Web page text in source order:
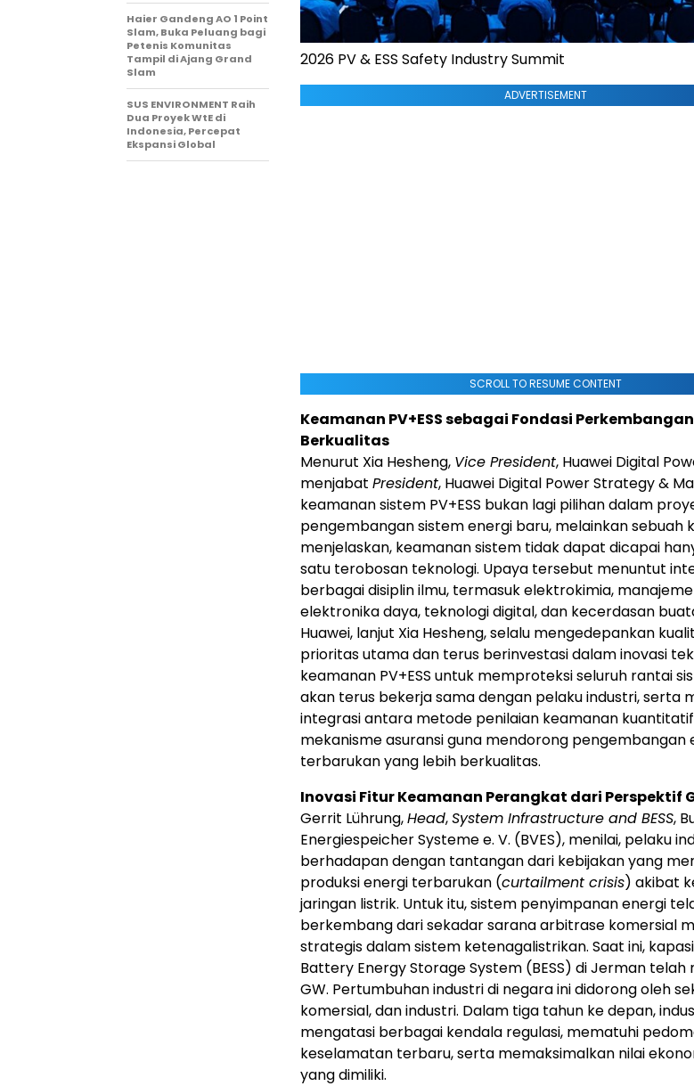
2026 PV & ESS Safety Industry Summit
ADVERTISEMENT
SCROLL TO RESUME CONTENT
Keamanan PV+ESS sebagai Fondasi
Berkualitas
Menurut Xia Hesheng, Vice President, Huawei Digital
menjabat President, Huawei Digital Power Strategy &
keamanan sistem PV+ESS bukan lagi pilihan dalam
pengembangan sistem energi baru, melainkan sebuah
menjelaskan, keamanan sistem tidak dapat dicapai
satu terobosan teknologi. Upaya tersebut menuntut
berbagai disiplin ilmu, termasuk elektrokimia,
elektronika daya, teknologi digital, dan kecerdasan
Huawei, lanjut Xia Hesheng, selalu mengedepankan
prioritas utama dan terus berinvestasi dalam inovasi
keamanan PV+ESS untuk memproteksi seluruh rantai
akan terus bekerja sama dengan pelaku industri, serta
integrasi antara metode penilaian keamanan
mekanisme asuransi guna mendorong pengembangan
terbarukan yang lebih berkualitas.
Inovasi Fitur Keamanan Perangkat dari Perspektif
Gerrit Lührung,Head,System Infrastructure and BESS,
Energiespeicher Systeme e. V. (BVES), menilai, pelaku
berhadapan dengan tantangan dari kebijakan yang
produksi energi terbarukan (curtailment crisis) akibat
jaringan listrik. Untuk itu, sistem penyimpanan energi
berkembang dari sekadar sarana arbitrase komersial
strategis dalam sistem ketenagalistrikan. Saat ini,
Battery Energy Storage System (BESS) di Jerman telah
GW. Pertumbuhan industri di negara ini didorong oleh
komersial, dan industri. Dalam tiga tahun ke depan,
mengatasi berbagai kendala regulasi, mematuhi
keselamatan terbaru, serta memaksimalkan nilai
yang dimiliki.
Haier Gandeng AO 1 Point
Slam, Buka Peluang bagi
Petenis Komunitas
Tampil di Ajang Grand
Slam
SUS ENVIRONMENT Raih
Dua Proyek WtE di
Indonesia, Percepat
Ekspansi Global